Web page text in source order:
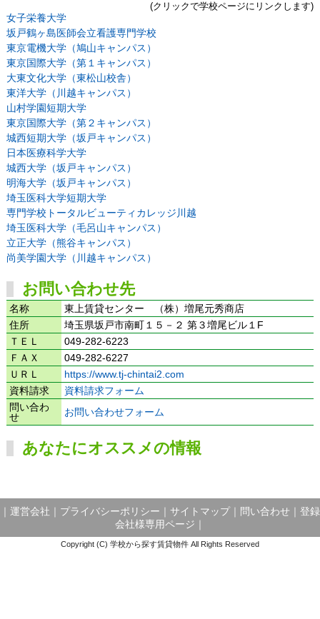
(クリックで学校ページにリンクします)
女子栄養大学
坂戸鶴ヶ島医師会立看護専門学校
東京電機大学（鳩山キャンパス）
東京国際大学（第１キャンパス）
大東文化大学（東松山校舎）
東洋大学（川越キャンパス）
山村学園短期大学
東京国際大学（第２キャンパス）
城西短期大学（坂戸キャンパス）
日本医療科学大学
城西大学（坂戸キャンパス）
明海大学（坂戸キャンパス）
埼玉医科大学短期大学
専門学校トータルビューティカレッジ川越
埼玉医科大学（毛呂山キャンパス）
立正大学（熊谷キャンパス）
尚美学園大学（川越キャンパス）
お問い合わせ先
名称
東上賃貸センター （株）増尾元秀商店
住所
埼玉県坂戸市南町１５－２ 第３増尾ビル１F
ＴＥＬ
049-282-6223
ＦＡＸ
049-282-6227
ＵＲＬ
https://www.tj-chintai2.com
資料請求
資料請求フォーム
問い合わ
せ
お問い合わせフォーム
あなたにオススメの情報
運営会社 プライバシーポリシー サイトマップ｜ 問い合わせ
登録
会社様専用ページ
Copyright (C) 学校から探す賃貸物件 All Rights Reserved